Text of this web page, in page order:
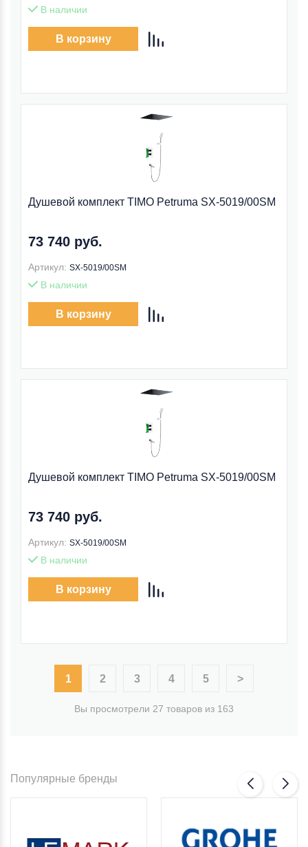
В наличии
В корзину
Душевой комплект TIMO Petruma SX-5019/00SM
73 740 руб.
Артикул: SX-5019/00SM
В наличии
В корзину
Душевой комплект TIMO Petruma SX-5019/00SM
73 740 руб.
Артикул: SX-5019/00SM
В наличии
В корзину
1 2 3 4 5 >
Вы просмотрели 27 товаров из 163
Популярные бренды